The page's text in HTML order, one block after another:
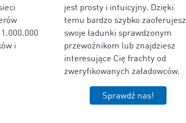
1 .000.000
i
jest prosty i intuicyjny. Dzięki
temu bardzo szybko zaoferujesz
swoje ładunki sprawdzonym
przewoźnikom lub znajdziesz
interesujące Cię frachty od
zweryfikowanych załadowców.
Sprawdź nas!